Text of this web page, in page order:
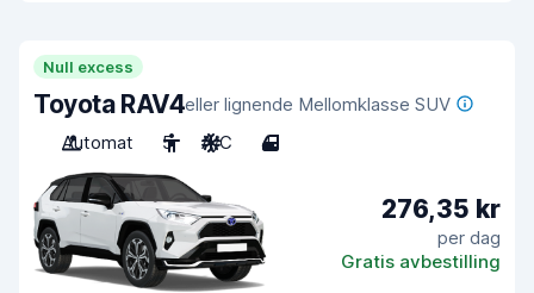
Null excess
Toyota RAV4eller lignende Mellomklasse SUV
Automat
5 A/C 4
276,35 kr
per dag
Gratis avbestilling